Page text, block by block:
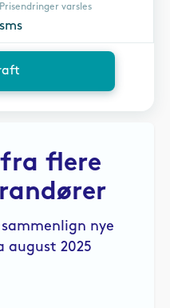
Prisendringer varsles
sms
flere
nye
august 2025